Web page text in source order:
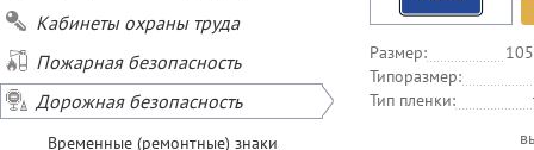
Кабинеты охраны труда
Пожарная безопасность
Дорожная безопасность
Временные (ремонтные) знаки
Размер:
Типоразмер:
Тип пленки: